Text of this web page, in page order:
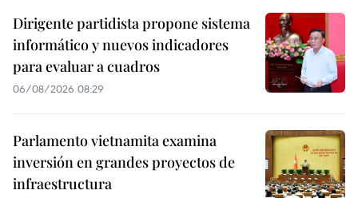
Dirigente partidista propone sistema
informático y nuevos indicadores
para evaluar a cuadros
06/08/2026 08:29
Parlamento vietnamita examina
inversión en grandes proyectos de
infraestructura